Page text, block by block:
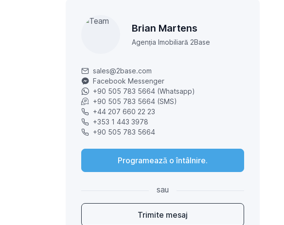
Brian Martens
Agenția Imobiliară 2Base
sales@2base.com
Facebook Messenger
+90 505 783 5664 (Whatsapp)
+90 505 783 5664 (SMS)
+44 207 660 22 23
+353 1 443 3978
+90 505 783 5664
Programează o întâlnire.
sau
Trimite mesaj